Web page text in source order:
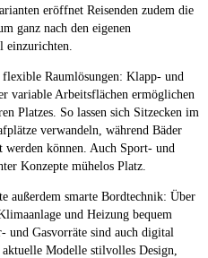
eröffnet Reisenden zudem die
ganz nach den eigenen
Raumlösungen: Klapp- und
variable Arbeitsflächen ermöglichen
Platzes. So lassen sich Sitzecken im
verwandeln, während Bäder
können. Auch Sport- und
Konzepte mühelos Platz.
außerdem smarte Bordtechnik: Über
und Heizung bequem
und Gasvorräte sind auch digital
Modelle stilvolles Design,